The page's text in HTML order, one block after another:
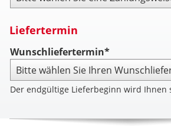
Liefertermin
Wunschliefertermin*
Der endgültige Lieferbeginn wird